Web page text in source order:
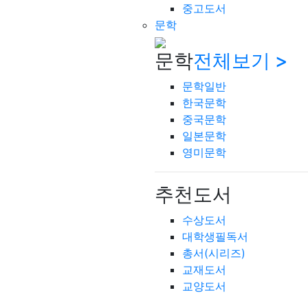
중고도서
문학
문학전체보기 >
문학일반
한국문학
중국문학
일본문학
영미문학
추천도서
수상도서
대학생필독서
총서(시리즈)
교재도서
교양도서